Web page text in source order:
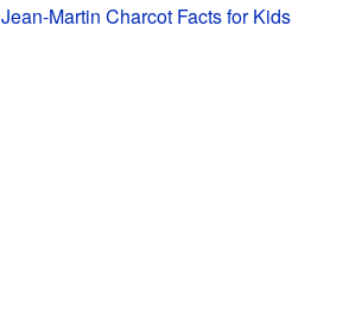
Jean-Martin Charcot Facts for Kids